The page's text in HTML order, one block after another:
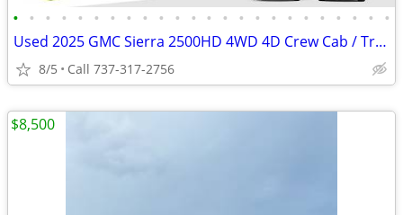
• • • • • • • • • • • • • • • • • • • • • • • •
Used 2025 GMC Sierra 2500HD 4WD 4D Crew Cab / Truck AT4
8/5 Call 737-317-2756
$8,500